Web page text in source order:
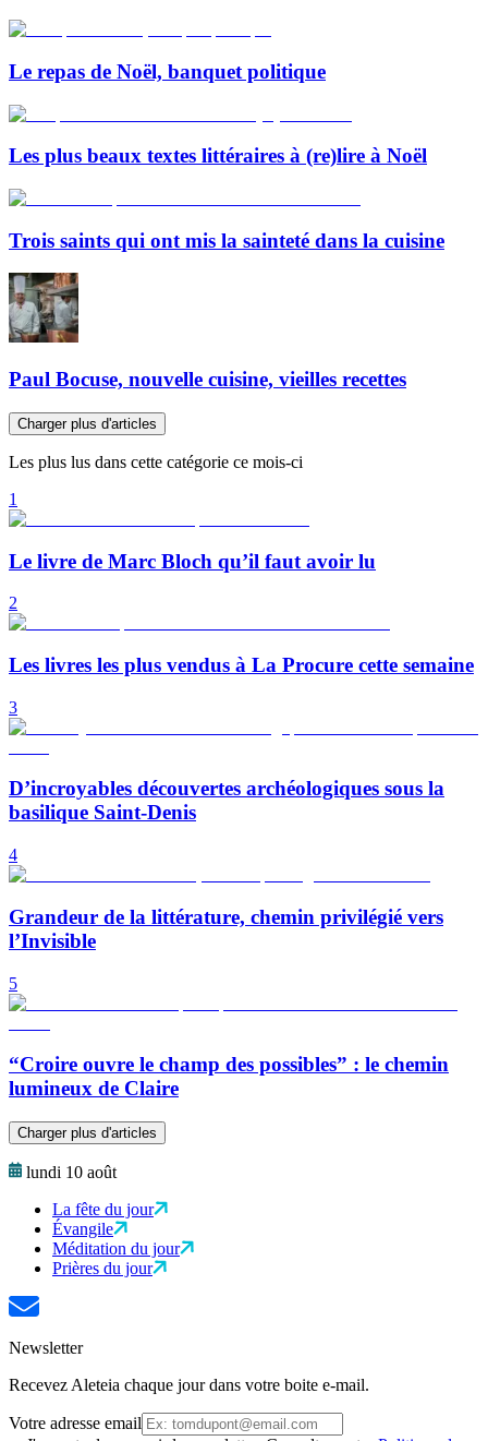
Le repas de Noël, banquet politique
Les plus beaux textes littéraires à (re)lire à Noël
Trois saints qui ont mis la sainteté dans la cuisine
Paul Bocuse, nouvelle cuisine, vieilles recettes
Charger plus d'articles
Les plus lus dans cette catégorie ce mois-ci
1
Le livre de Marc Bloch qu’il faut avoir lu
2
Les livres les plus vendus à La Procure cette semaine
3
D’incroyables découvertes archéologiques sous la
basilique Saint-Denis
4
Grandeur de la littérature, chemin privilégié vers
l’Invisible
5
“Croire ouvre le champ des possibles” : le chemin
lumineux de Claire
Charger plus d'articles
lundi 10 août
La fête du jour
Évangile
Méditation du jour
Prières du jour
Newsletter
Recevez Aleteia chaque jour dans votre boite e-mail.
Votre adresse email